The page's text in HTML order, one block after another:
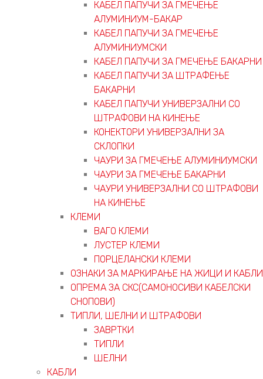
КАБЕЛ ПАПУЧИ ЗА ГМЕЧЕЊЕ
АЛУМИНИУМ-БАКАР
КАБЕЛ ПАПУЧИ ЗА ГМЕЧЕЊЕ
АЛУМИНИУМСКИ
КАБЕЛ ПАПУЧИ ЗА ГМЕЧЕЊЕ БАКАРНИ
КАБЕЛ ПАПУЧИ ЗА ШТРАФЕЊЕ
БАКАРНИ
КАБЕЛ ПАПУЧИ УНИВЕРЗАЛНИ СО
ШТРАФОВИ НА КИНЕЊЕ
КОНЕКТОРИ УНИВЕРЗАЛНИ ЗА
СКЛОПКИ
ЧАУРИ ЗА ГМЕЧЕЊЕ АЛУМИНИУМСКИ
ЧАУРИ ЗА ГМЕЧЕЊЕ БАКАРНИ
ЧАУРИ УНИВЕРЗАЛНИ СО ШТРАФОВИ
НА КИНЕЊЕ
КЛЕМИ
ВАГО КЛЕМИ
ЛУСТЕР КЛЕМИ
ПОРЦЕЛАНСКИ КЛЕМИ
ОЗНАКИ ЗА МАРКИРАЊЕ НА ЖИЦИ И КАБЛИ
ОПРЕМА ЗА СКС(САМОНОСИВИ КАБЕЛСКИ
СНОПОВИ)
ТИПЛИ, ШЕЛНИ И ШТРАФОВИ
ЗАВРТКИ
ТИПЛИ
ШЕЛНИ
КАБЛИ